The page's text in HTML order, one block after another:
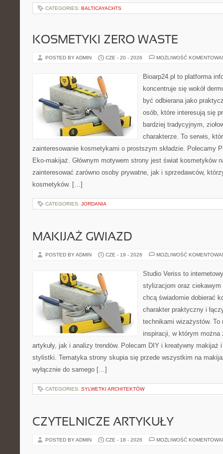
CATEGORIES: BALTICAYACHTS
KOSMETYKI ZERO WASTE
POSTED BY ADMIN CZE - 20 - 2026 MOŻLIWOŚĆ
Bioarp24.pl to platforma
koncentruje się wokół
być odbierana jako
osób, które interesują się
bardziej tradycyjnym,
charakterze. To serwis,
zainteresowanie kosmetykami o prostszym składzie. Polecamy
Eko-makijaż. Głównym motywem strony jest świat kosmetyków
zainteresować zarówno osoby prywatne, jak i sprzedawców,
kosmetyków. […]
CATEGORIES: JORDANIA
MAKIJAŻ GWIAZD
POSTED BY ADMIN CZE - 19 - 2026 MOŻLIWOŚĆ
Studio Veriss to
stylizacjom oraz ciekawym
chcą świadomie dobierać
charakter praktyczny i
technikami wizażystów. To
inspiracji, w którym
artykuły, jak i analizy trendów. Polecam DIY i kreatywny makijaż
stylistki. Tematyka strony skupia się przede wszystkim na
wyłącznie do samego […]
CATEGORIES: SYLWETKI ARCHITEKTÓW
CZYTELNICZE ARTYKUŁY
POSTED BY ADMIN CZE - 18 - 2026 MOŻLIWOŚĆ